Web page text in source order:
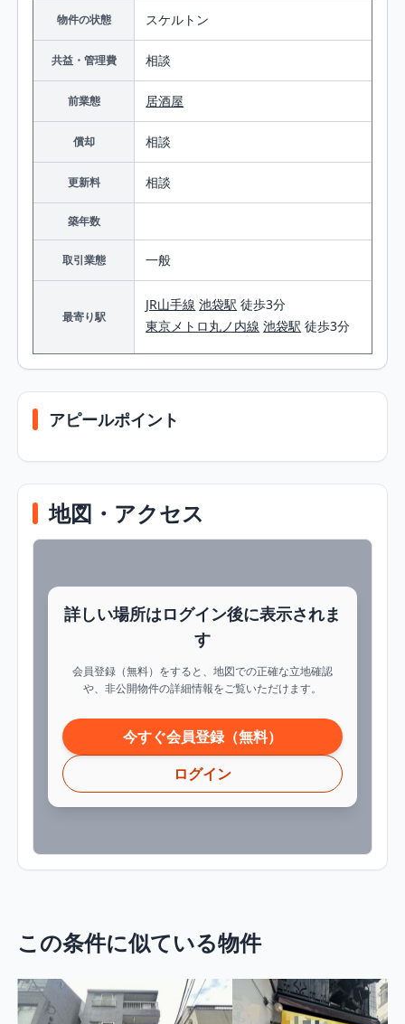
物件の状態 スケルトン
共益・管理費 相談
前業態 居酒屋
償却 相談
更新料 相談
築年数
取引業態 一般
最寄り駅
JR山手線 池袋駅 徒歩3分
東京メトロ丸ノ内線 池袋駅 徒歩3分
アピールポイント
地図・アクセス
詳しい場所はログイン後に表示されま
す
会員登録（無料）をすると、地図での正確な立地確認
や、非公開物件の詳細情報をご覧いただけます。
今すぐ会員登録（無料）
ログイン
この条件に似ている物件